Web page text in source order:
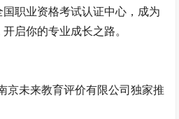
职业资格考试认证中心，成为
启你的专业成长之路。
京未来教育评价有限公司独家推